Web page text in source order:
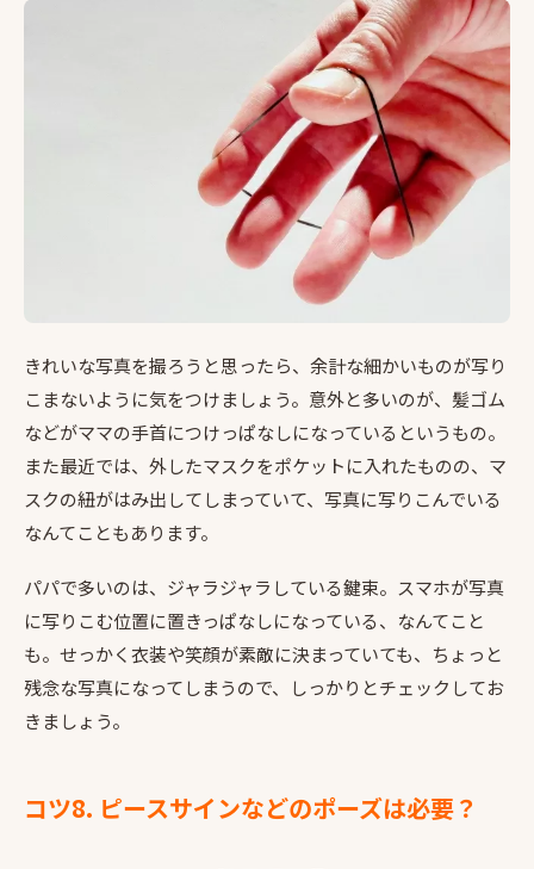
きれいな写真を撮ろうと思ったら、余計な細かいものが写り
こまないように気をつけましょう。意外と多いのが、髪ゴム
などがママの手首につけっぱなしになっているというもの。
また最近では、外したマスクをポケットに入れたものの、マ
スクの紐がはみ出してしまっていて、写真に写りこんでいる
なんてこともあります。
パパで多いのは、ジャラジャラしている鍵束。スマホが写真
に写りこむ位置に置きっぱなしになっている、なんてこと
も。せっかく衣装や笑顔が素敵に決まっていても、ちょっと
残念な写真になってしまうので、しっかりとチェックしてお
きましょう。
コツ8. ピースサインなどのポーズは必要？